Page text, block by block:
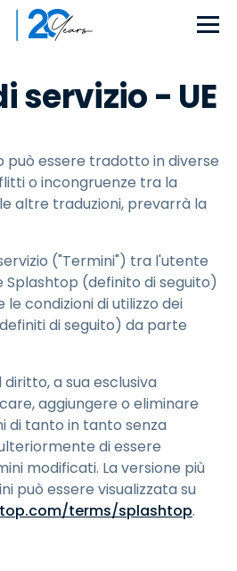
servizio - UE
essere tradotto in diverse
o incongruenze tra la
altre traduzioni, prevarrà la
("Termini") tra l'utente
Splashtop (definito di seguito)
condizioni di utilizzo dei
di seguito) da parte
a sua esclusiva
aggiungere o eliminare
di tanto in tanto senza
di essere
modificati. La versione più
può essere visualizzata su
terms/splashtop.